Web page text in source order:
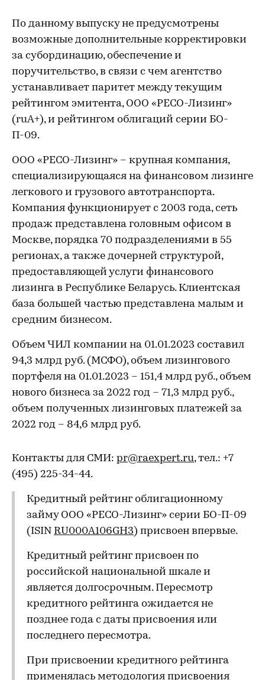
По данному выпуску не предусмотрены
возможные дополнительные корректировки
за субординацию, обеспечение и
поручительство, в связи с чем агентство
устанавливает паритет между текущим
рейтингом эмитента, ООО «РЕСО-Лизинг»
(ruА+), и рейтингом облигаций серии БО-
П-09.
ООО «РЕСО-Лизинг» – крупная компания,
специализирующаяся на финансовом лизинге
легкового и грузового автотранспорта.
Компания функционирует с 2003 года, сеть
продаж представлена головным офисом в
Москве, порядка 70 подразделениями в 55
регионах, а также дочерней структурой,
предоставляющей услуги финансового
лизинга в Республике Беларусь. Клиентская
база большей частью представлена малым и
средним бизнесом.
Объем ЧИЛ компании на 01.01.2023 составил
94,3 млрд руб. (МСФО), объем лизингового
портфеля на 01.01.2023 – 151,4 млрд руб., объем
нового бизнеса за 2022 год – 71,3 млрд руб.,
объем полученных лизинговых платежей за
2022 год – 84,6 млрд руб.
Контакты для СМИ: pr@raexpert.ru, тел.: +7
(495) 225-34-44.
Кредитный рейтинг облигационному
займу ООО «РЕСО-Лизинг» серии БО-П-09
(ISIN RU000A106GH3) присвоен впервые.
Кредитный рейтинг присвоен по
российской национальной шкале и
является долгосрочным. Пересмотр
кредитного рейтинга ожидается не
позднее года с даты присвоения или
последнего пересмотра.
При присвоении кредитного рейтинга
применялась методология присвоения